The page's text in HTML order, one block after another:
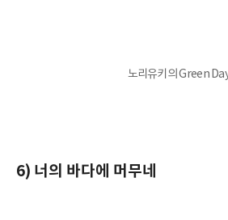
노리유키의 Green
6) 너의 바다에 머무네